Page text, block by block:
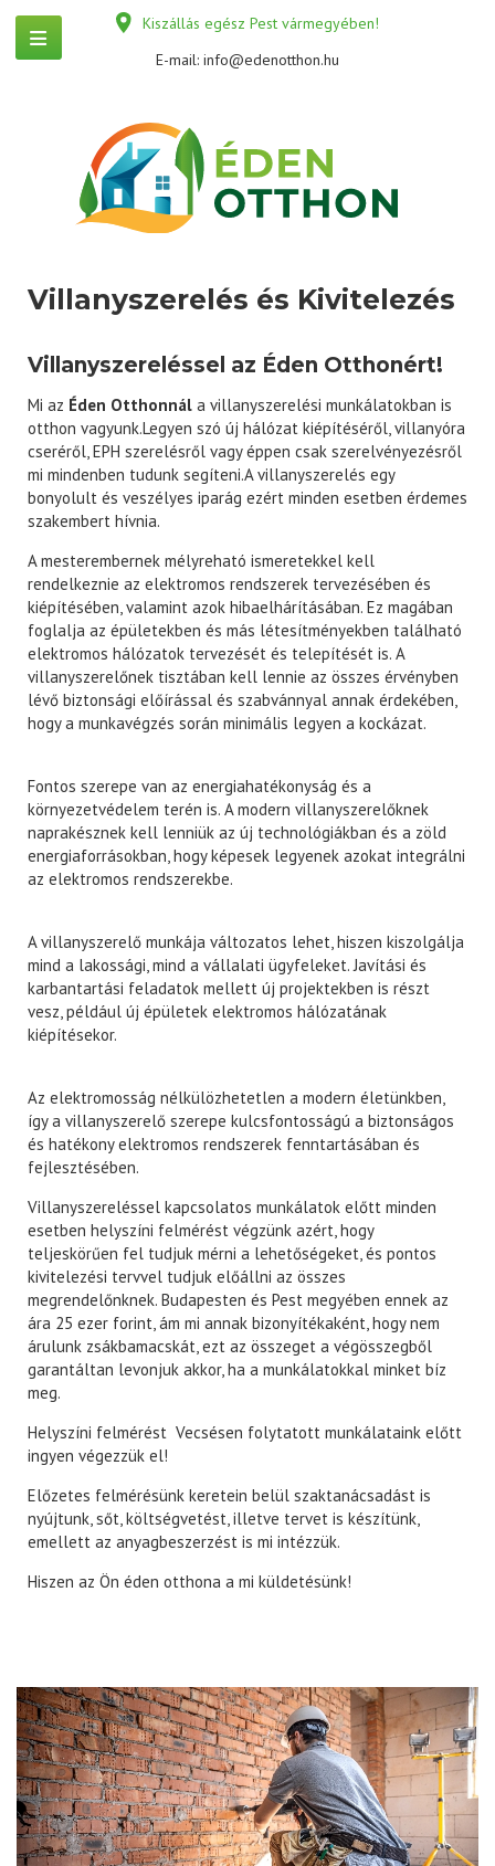
Kiszállás egész Pest vármegyében!
E-mail: info@edenotthon.hu
Villanyszerelés és Kivitelezés
Villanyszereléssel az Éden Otthonért!
Mi az Éden Otthonnál a villanyszerelési munkálatokban is
otthon vagyunk.Legyen szó új hálózat kiépítéséről, villanyóra
cseréről, EPH szerelésről vagy éppen csak szerelvényezésről
mi mindenben tudunk segíteni.A villanyszerelés egy
bonyolult és veszélyes iparág ezért minden esetben érdemes
szakembert hívnia.
A mesterembernek mélyreható ismeretekkel kell
rendelkeznie az elektromos rendszerek tervezésében és
kiépítésében, valamint azok hibaelhárításában. Ez magában
foglalja az épületekben és más létesítményekben található
elektromos hálózatok tervezését és telepítését is. A
villanyszerelőnek tisztában kell lennie az összes érvényben
lévő biztonsági előírással és szabvánnyal annak érdekében,
hogy a munkavégzés során minimális legyen a kockázat.
Fontos szerepe van az energiahatékonyság és a
környezetvédelem terén is. A modern villanyszerelőknek
naprakésznek kell lenniük az új technológiákban és a zöld
energiaforrásokban, hogy képesek legyenek azokat integrálni
az elektromos rendszerekbe.
A villanyszerelő munkája változatos lehet, hiszen kiszolgálja
mind a lakossági, mind a vállalati ügyfeleket. Javítási és
karbantartási feladatok mellett új projektekben is részt
vesz, például új épületek elektromos hálózatának
kiépítésekor.
Az elektromosság nélkülözhetetlen a modern életünkben,
így a villanyszerelő szerepe kulcsfontosságú a biztonságos
és hatékony elektromos rendszerek fenntartásában és
fejlesztésében.
Villanyszereléssel kapcsolatos munkálatok előtt minden
esetben helyszíni felmérést végzünk azért, hogy
teljeskörűen fel tudjuk mérni a lehetőségeket, és pontos
kivitelezési tervvel tudjuk előállni az összes
megrendelőnknek. Budapesten és Pest megyében ennek az
ára 25 ezer forint, ám mi annak bizonyítékaként, hogy nem
árulunk zsákbamacskát, ezt az összeget a végösszegből
garantáltan levonjuk akkor, ha a munkálatokkal minket bíz
meg.
Helyszíni felmérést Vecsésen folytatott munkálataink előtt
ingyen végezzük el!
Előzetes felmérésünk keretein belül szaktanácsadást is
nyújtunk, sőt, költségvetést, illetve tervet is készítünk,
emellett az anyagbeszerzést is mi intézzük.
Hiszen az Ön éden otthona a mi küldetésünk!